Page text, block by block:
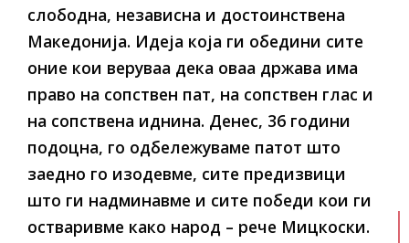
слободна, независна и достоинствена
Македонија. Идеја која ги обедини сите
оние кои веруваа дека оваа држава има
право на сопствен пат, на сопствен глас и
на сопствена иднина. Денес, 36 години
подоцна, го одбележуваме патот што
заедно го изодевме, сите предизвици
што ги надминавме и сите победи кои ги
остваривме како народ – рече Мицкоски.